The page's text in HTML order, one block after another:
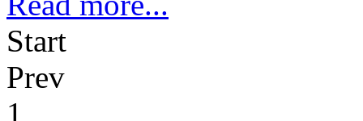
Start
Prev
1